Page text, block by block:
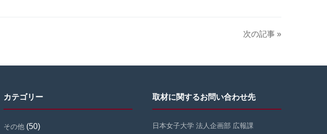
次の記事 »
カテゴリー
その他 (50)
取材に関するお問い合わせ先
日本女子大学 法人企画部 広報課